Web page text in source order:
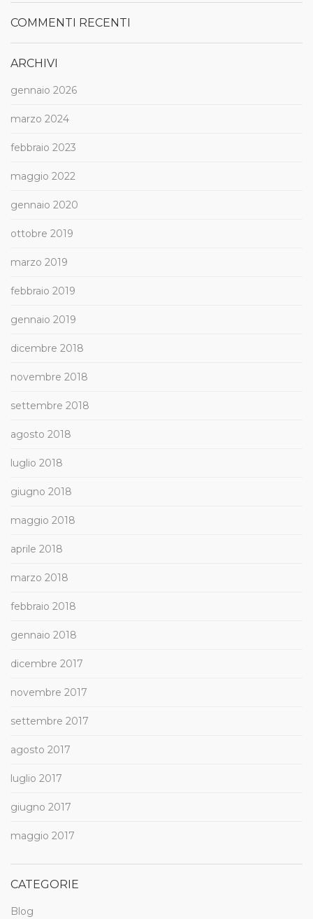
COMMENTI RECENTI
ARCHIVI
gennaio 2026
marzo 2024
febbraio 2023
maggio 2022
gennaio 2020
ottobre 2019
marzo 2019
febbraio 2019
gennaio 2019
dicembre 2018
novembre 2018
settembre 2018
agosto 2018
luglio 2018
giugno 2018
maggio 2018
aprile 2018
marzo 2018
febbraio 2018
gennaio 2018
dicembre 2017
novembre 2017
settembre 2017
agosto 2017
luglio 2017
giugno 2017
maggio 2017
CATEGORIE
Blog